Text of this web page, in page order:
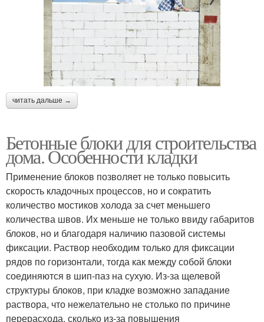
читать дальше →
Бетонные блоки для строительства
дома. Особенности кладки
Применение блоков позволяет не только повысить
скорость кладочных процессов, но и сократить
количество мостиков холода за счет меньшего
количества швов. Их меньше не только ввиду габаритов
блоков, но и благодаря наличию пазовой системы
фиксации. Раствор необходим только для фиксации
рядов по горизонтали, тогда как между собой блоки
соединяются в шип-паз на сухую. Из-за щелевой
структуры блоков, при кладке возможно западание
раствора, что нежелательно не столько по причине
перерасхода, сколько из-за повышения